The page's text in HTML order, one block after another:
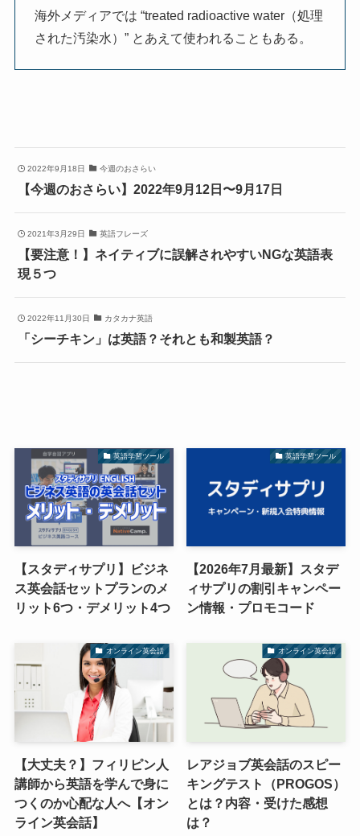
海外メディアでは “treated radioactive water（処理
された汚染水）” とあえて使われることもある。
2022年9月18日 今週のおさらい
【今週のおさらい】2022年9月12日〜9月17日
2021年3月29日 英語フレーズ
【要注意！】ネイティブに誤解されやすいNGな英語表
現５つ
2022年11月30日 カタカナ英語
「シーチキン」は英語？それとも和製英語？
英語学習ツール
【スタディサプリ】ビジネ
ス英会話セットプランのメ
リット6つ・デメリット4つ
英語学習ツール
【2026年7月最新】スタデ
ィサプリの割引キャンペー
ン情報・プロモコード
オンライン英会話
【大丈夫？】フィリピン人
講師から英語を学んで身に
つくのか心配な人へ【オン
ライン英会話】
オンライン英会話
レアジョブ英会話のスピー
キングテスト（PROGOS）
とは？内容・受けた感想
は？